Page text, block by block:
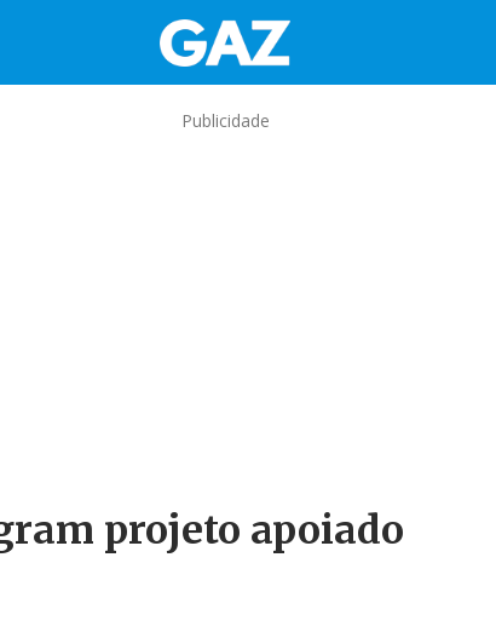
Publicidade
projeto apoiado